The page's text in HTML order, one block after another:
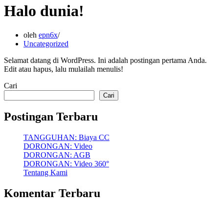
Halo dunia!
oleh epn6x
Uncategorized
Selamat datang di WordPress. Ini adalah postingan pertama Anda.
Edit atau hapus, lalu mulailah menulis!
Cari
Cari
Postingan Terbaru
TANGGUHAN: Biaya CC
DORONGAN: Video
DORONGAN: AGB
DORONGAN: Video 360°
Tentang Kami
Komentar Terbaru